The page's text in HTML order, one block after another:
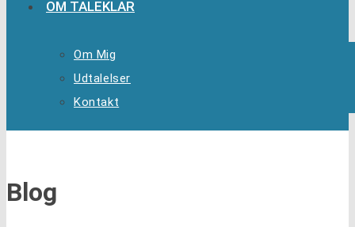
OM TALEKLAR
Om Mig
Udtalelser
Kontakt
Blog